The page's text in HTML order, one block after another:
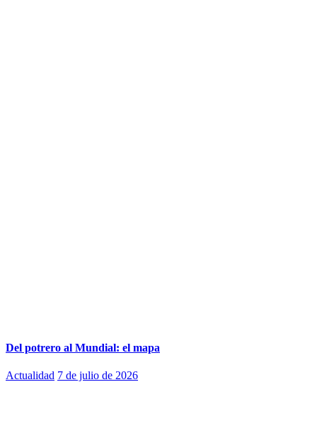
Del potrero al Mundial: el mapa
Actualidad 7 de julio de 2026